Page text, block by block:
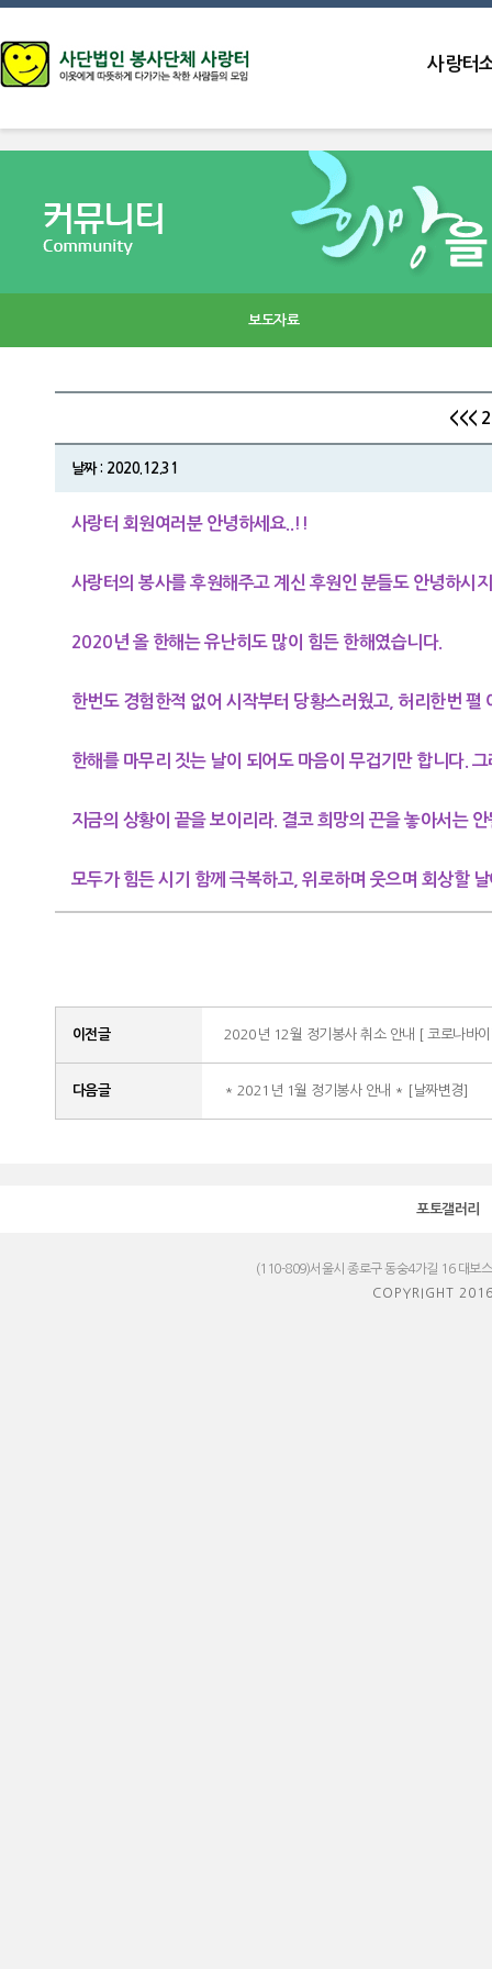
사랑터
보도자료
<<<
날짜 : 2020.12.31
사랑터 회원여러분 안녕하세요..!!
사랑터의 봉사를 후원해주고 계신 후원인 분들도 안녕하시
2020년 올 한해는 유난히도 많이 힘든 한해였습니다.
한번도 경험한적 없어 시작부터 당황스러웠고, 허리한번 펼
한해를 마무리 짓는 날이 되어도 마음이 무겁기만 합니다.
지금의 상황이 끝을 보이리라. 결코 희망의 끈을 놓아서는
모두가 힘든 시기 함께 극복하고, 위로하며 웃으며 회상할
이전글 2020년 12월 정기봉사 취소 안내 [ 코로나바
다음글 * 2021년 1월 정기봉사 안내 * [날짜변경]
포토갤러리
(110-809)서울시 종로구 동숭4가길 16 대보
COPYRIGHT